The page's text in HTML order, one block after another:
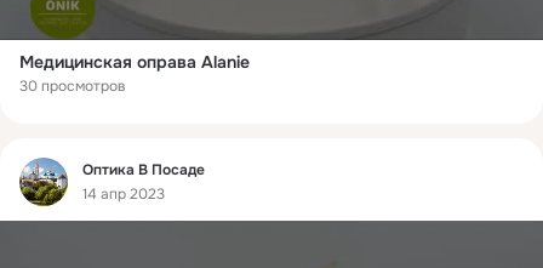
Mедицинская оправа Alanie
30 просмотров
Фид
Оптика В Посаде
14 апр 2023